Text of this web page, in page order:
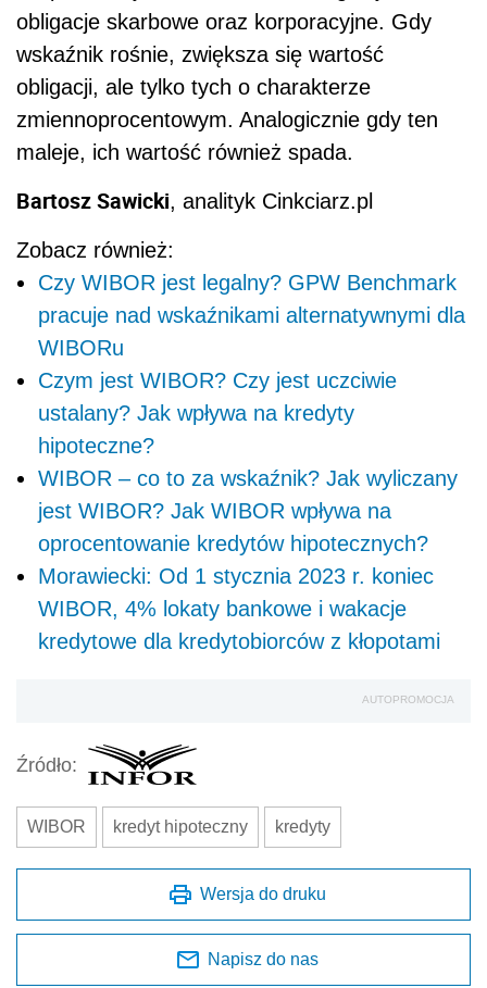
obligacje skarbowe oraz korporacyjne. Gdy
wskaźnik rośnie, zwiększa się wartość
obligacji, ale tylko tych o charakterze
zmiennoprocentowym. Analogicznie gdy ten
maleje, ich wartość również spada.
Bartosz Sawicki, analityk Cinkciarz.pl
Zobacz również:
Czy WIBOR jest legalny? GPW Benchmark
pracuje nad wskaźnikami alternatywnymi dla
WIBORu
Czym jest WIBOR? Czy jest uczciwie
ustalany? Jak wpływa na kredyty
hipoteczne?
WIBOR – co to za wskaźnik? Jak wyliczany
jest WIBOR? Jak WIBOR wpływa na
oprocentowanie kredytów hipotecznych?
Morawiecki: Od 1 stycznia 2023 r. koniec
WIBOR, 4% lokaty bankowe i wakacje
kredytowe dla kredytobiorców z kłopotami
AUTOPROMOCJA
Źródło:
WIBOR kredyt hipoteczny kredyty
Wersja do druku
Napisz do nas